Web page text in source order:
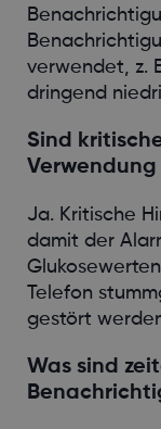
verwendet, z.
dringend
Sind
Ja. Kritische
damit der
Telefon
gestört
Was sind